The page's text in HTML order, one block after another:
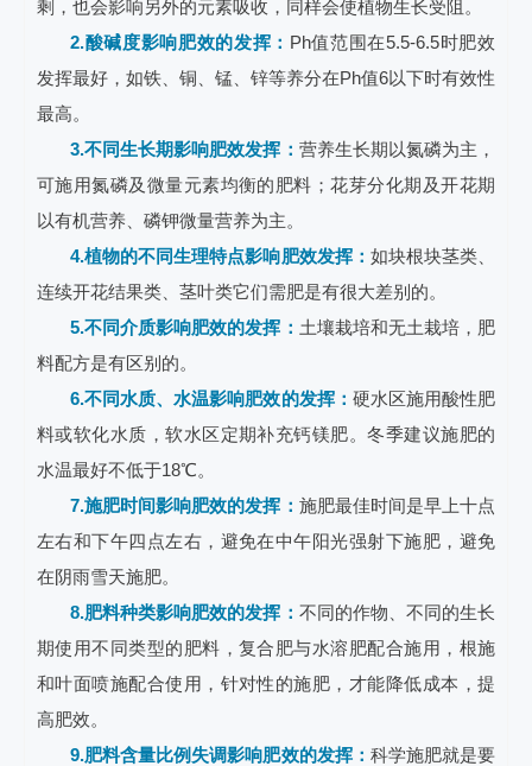
剩，也会影响另外的元素吸收，同样会使植物生长受阻。
2.酸碱度影响肥效的发挥： Ph值范围在5.5-6.5时肥效
发挥最好，如铁、铜、锰、锌等养分在Ph值6以下时有效性
最高。
3.不同生长期影响肥效发挥： 营养生长期以氮磷为主，
可施用氮磷及微量元素均衡的肥料；花芽分化期及开花期
以有机营养、磷钾微量营养为主。
4.植物的不同生理特点影响肥效发挥： 如块根块茎类、
连续开花结果类、茎叶类它们需肥是有很大差别的。
5.不同介质影响肥效的发挥： 土壤栽培和无土栽培，肥
料配方是有区别的。
6.不同水质、水温影响肥效的发挥： 硬水区施用酸性肥
料或软化水质，软水区定期补充钙镁肥。冬季建议施肥的
水温最好不低于18℃。
7.施肥时间影响肥效的发挥： 施肥最佳时间是早上十点
左右和下午四点左右，避免在中午阳光强射下施肥，避免
在阴雨雪天施肥。
8.肥料种类影响肥效的发挥： 不同的作物、不同的生长
期使用不同类型的肥料，复合肥与水溶肥配合施用，根施
和叶面喷施配合使用，针对性的施肥，才能降低成本，提
高肥效。
9.肥料含量比例失调影响肥效的发挥： 科学施肥就是要